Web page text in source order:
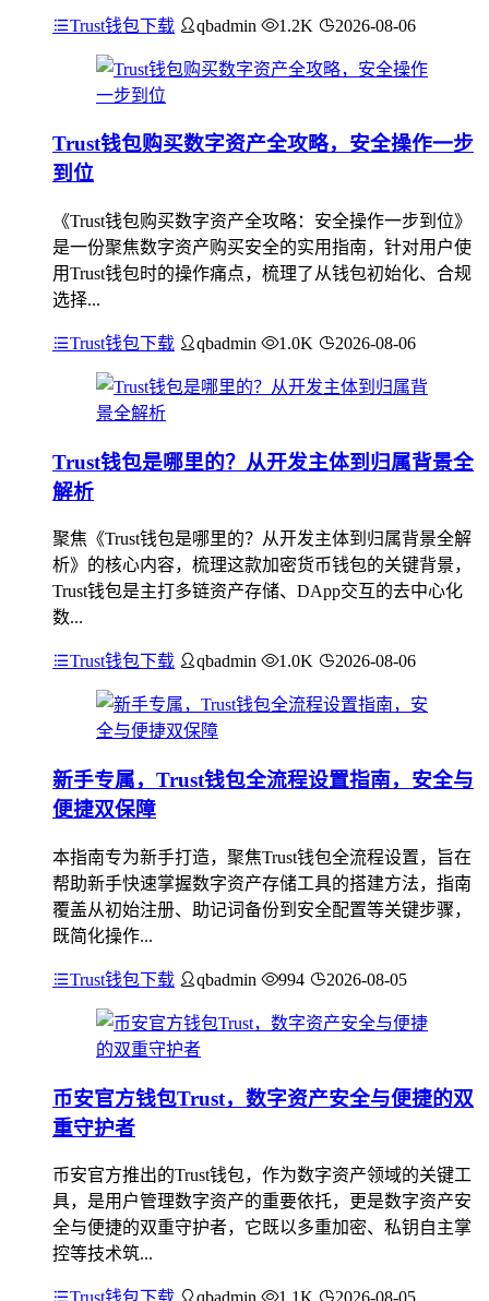
Trust钱包下载 qbadmin 1.2K 2026-08-06
Trust钱包购买数字资产全攻略，安全操作一步
到位
《Trust钱包购买数字资产全攻略：安全操作一步到位》
是一份聚焦数字资产购买安全的实用指南，针对用户使
用Trust钱包时的操作痛点，梳理了从钱包初始化、合规
选择...
Trust钱包下载 qbadmin 1.0K 2026-08-06
Trust钱包是哪里的？从开发主体到归属背景全
解析
聚焦《Trust钱包是哪里的？从开发主体到归属背景全解
析》的核心内容，梳理这款加密货币钱包的关键背景，
Trust钱包是主打多链资产存储、DApp交互的去中心化
数...
Trust钱包下载 qbadmin 1.0K 2026-08-06
新手专属，Trust钱包全流程设置指南，安全与
便捷双保障
本指南专为新手打造，聚焦Trust钱包全流程设置，旨在
帮助新手快速掌握数字资产存储工具的搭建方法，指南
覆盖从初始注册、助记词备份到安全配置等关键步骤，
既简化操作...
Trust钱包下载 qbadmin 994 2026-08-05
币安官方钱包Trust，数字资产安全与便捷的双
重守护者
币安官方推出的Trust钱包，作为数字资产领域的关键工
具，是用户管理数字资产的重要依托，更是数字资产安
全与便捷的双重守护者，它既以多重加密、私钥自主掌
控等技术筑...